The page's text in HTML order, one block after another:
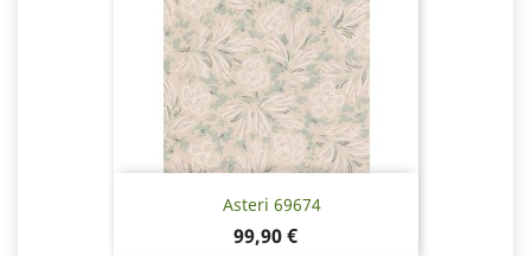
Asteri 69674
Pris
99,90 €